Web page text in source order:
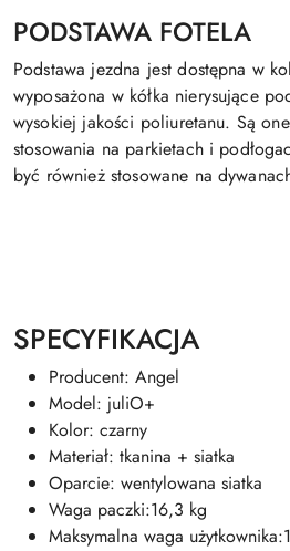
PODSTAWA FOTELA
Podstawa jezdna jest dostępna w
wyposażona w kółka nierysujące
wysokiej jakości poliuretanu. Są
stosowania na parkietach i
być również stosowane na
SPECYFIKACJA
Producent: Angel
Model: juliO+
Kolor: czarny
Materiał: tkanina + siatka
Oparcie: wentylowana siatka
Waga paczki:16,3 kg
Maksymalna waga